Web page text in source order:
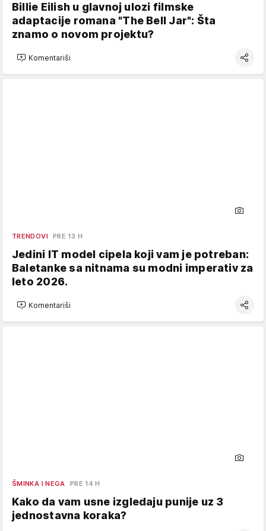
Billie Eilish u glavnoj ulozi filmske
adaptacije romana "The Bell Jar": Šta
znamo o novom projektu?
Komentariši
TRENDOVI PRE 13 H
Jedini IT model cipela koji vam je potreban:
Baletanke sa nitnama su modni imperativ za
leto 2026.
Komentariši
ŠMINKA I NEGA PRE 14 H
Kako da vam usne izgledaju punije uz 3
jednostavna koraka?